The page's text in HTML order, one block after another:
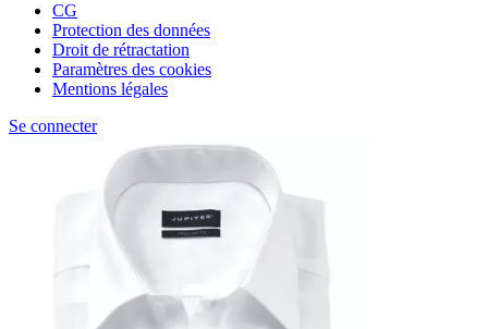
CG
Protection des données
Droit de rétractation
Paramètres des cookies
Mentions légales
Se connecter